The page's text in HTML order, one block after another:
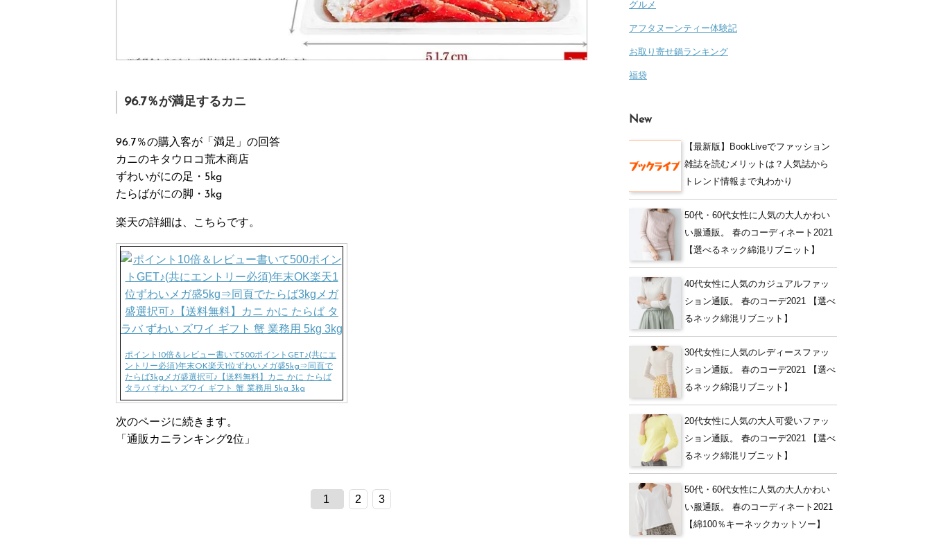
96.7％が満足するカニ
96.7％の購入客が「満足」の回答
カニのキタウロコ荒木商店
ずわいがにの足・5kg
たらばがにの脚・3kg
楽天の詳細は、こちらです。
ポイント10倍＆レビュー書いて500ポイントGET♪(共にエ
ントリー必須)年末OK楽天1位ずわいメガ盛5kg⇒同頁で
たらば3kgメガ盛選択可♪【送料無料】カニ かに たらば
タラバ ずわい ズワイ ギフト 蟹 業務用 5kg 3kg
次のページに続きます。
「通販カニランキング2位」
1 2 3
グルメ
アフタヌーンティー体験記
お取り寄せ鍋ランキング
福袋
New
【最新版】BookLiveでファッション
雑誌を読むメリットは？人気誌から
トレンド情報まで丸わかり
50代・60代女性に人気の大人かわい
い服通販。 春のコーディネート2021
【選べるネック綿混リブニット】
40代女性に人気のカジュアルファッ
ション通販。 春のコーデ2021 【選べ
るネック綿混リブニット】
30代女性に人気のレディースファッ
ション通販。 春のコーデ2021 【選べ
るネック綿混リブニット】
20代女性に人気の大人可愛いファッ
ション通販。 春のコーデ2021 【選べ
るネック綿混リブニット】
50代・60代女性に人気の大人かわい
い服通販。 春のコーディネート2021
【綿100％キーネックカットソー】